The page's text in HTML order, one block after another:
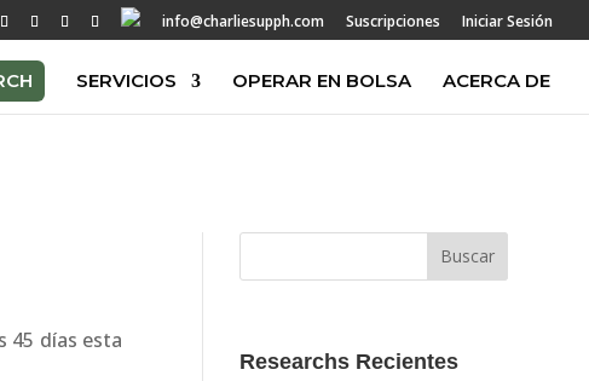
info@charliesupph.com Suscripciones Iniciar Sesión
SERVICIOS OPERAR EN BOLSA ACERCA DE
45 días esta
Researchs Recientes